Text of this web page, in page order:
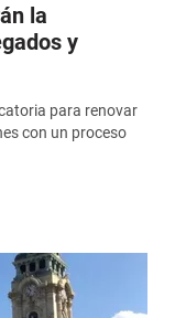
la
y
para renovar
con un proceso